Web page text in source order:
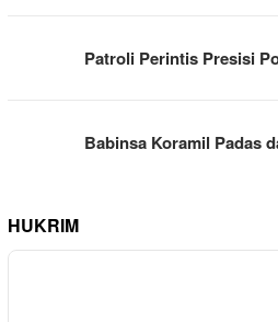
Patroli Perintis Presisi
Babinsa Koramil Padas
HUKRIM